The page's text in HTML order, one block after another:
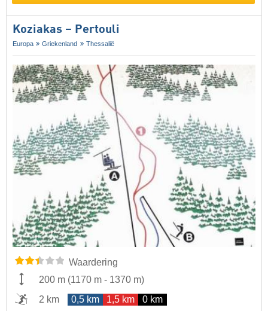
Koziakas – Pertouli
Europa Griekenland Thessalië
Waardering
200 m (1170 m - 1370 m)
2 km
0,5 km 1,5 km 0 km